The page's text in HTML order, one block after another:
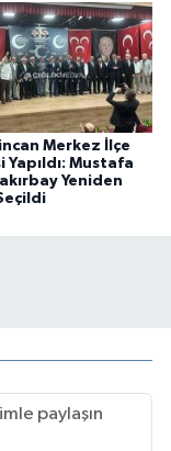
Merkez İlçe
Yapıldı: Mustafa
Yeniden